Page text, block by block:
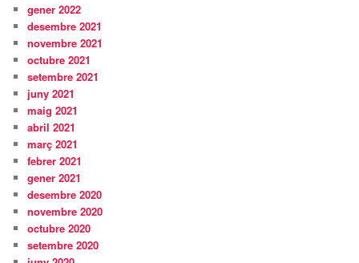
gener 2022
desembre 2021
novembre 2021
octubre 2021
setembre 2021
juny 2021
maig 2021
abril 2021
març 2021
febrer 2021
gener 2021
desembre 2020
novembre 2020
octubre 2020
setembre 2020